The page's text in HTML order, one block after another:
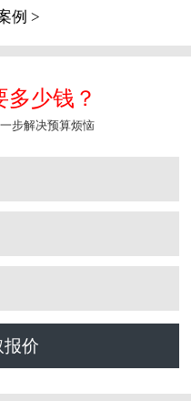
例 >
少钱？
步解决预算烦恼
报价